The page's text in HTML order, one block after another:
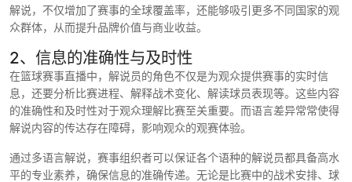
解说，不仅增加了赛事的全球覆盖率，还能够吸引更多不同国家的观
众群体，从而提升品牌价值与商业收益。
2、信息的准确性与及时性
在篮球赛事直播中，解说员的角色不仅是为观众提供赛事的实时信
息，还要分析比赛进程、解释战术变化、解读球员表现等。这些内容
的准确性和及时性对于观众理解比赛至关重要。而语言差异常常使得
解说内容的传达存在障碍，影响观众的观赛体验。
通过多语言解说，赛事组织者可以保证各个语种的解说员都具备高水
平的专业素养，确保信息的准确传递。无论是比赛中的战术安排、球